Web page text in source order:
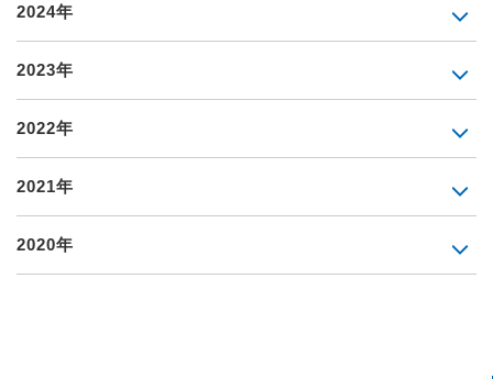
2024年
2023年
2022年
2021年
2020年